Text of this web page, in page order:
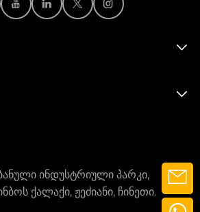
ინდუსტრიული პარკი,
ქალაქი, ჟეძიანი, ჩინეთი.